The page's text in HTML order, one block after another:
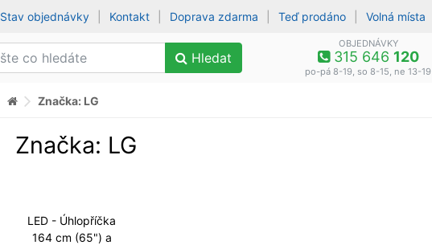
Stav objednávky Kontakt Doprava zdarma Teď prodáno Volná místa
Hledat
OBJEDNÁVKY
315 646 120
po-pá 8-19, so 8-15, ne 13-19
Značka: LG
Značka: LG
LED - Úhlopříčka
164 cm (65") a